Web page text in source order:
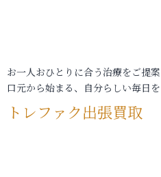
お一人おひとりに合う治療をご提案
口元から始まる、自分らしい毎日を
トレファク出張買取